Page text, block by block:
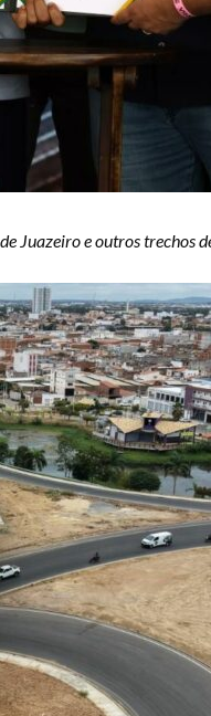
Juazeiro e outros trechos